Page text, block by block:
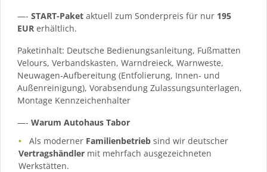
—- START-Paket aktuell zum Sonderpreis für nur 195
EUR erhältlich.
Paketinhalt: Deutsche Bedienungsanleitung, Fußmatten
Velours, Verbandskasten, Warndreieck, Warnweste,
Neuwagen-Aufbereitung (Entfolierung, Innen- und
Außenreinigung), Vorabsendung Zulassungsunterlagen,
Montage Kennzeichenhalter
—- Warum Autohaus Tabor
Als moderner Familienbetrieb sind wir deutscher
Vertragshändler mit mehrfach ausgezeichneten
Werkstätten.